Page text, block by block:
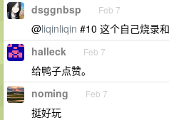
dsggnbsp Feb 7
@liqinliqin #10 这个自己烧录
halleck Feb 7
给鸭子点赞。
noming Feb 7
挺好玩